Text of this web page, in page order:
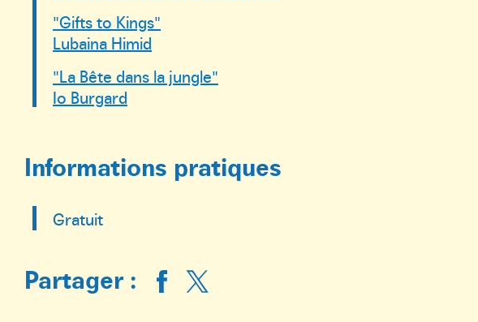
"Gifts to Kings"
Lubaina Himid
"La Bête dans la jungle"
Io Burgard
Informations pratiques
Gratuit
Partager :